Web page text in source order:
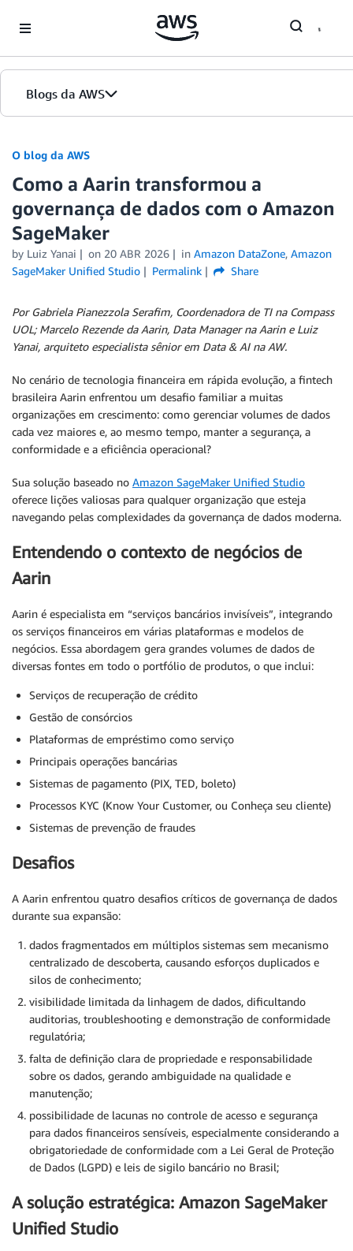
Blogs da AWS
Página inicial
Edições
O blog da AWS
Como a Aarin transformou a
governança de dados com o Amazon
SageMaker
by Luiz Yanai on 20 ABR 2026 in Amazon DataZone, Amazon
SageMaker Unified Studio
Permalink Share
Por Gabriela Pianezzola Serafim, Coordenadora de TI na Compass
UOL; Marcelo Rezende da Aarin, Data Manager na Aarin e Luiz
Yanai, arquiteto especialista sênior em Data & AI na AW.
No cenário de tecnologia financeira em rápida evolução, a fintech
brasileira Aarin enfrentou um desafio familiar a muitas
organizações em crescimento: como gerenciar volumes de dados
cada vez maiores e, ao mesmo tempo, manter a segurança, a
conformidade e a eficiência operacional?
Sua solução baseado no Amazon SageMaker Unified Studio
oferece lições valiosas para qualquer organização que esteja
navegando pelas complexidades da governança de dados moderna.
Entendendo o contexto de negócios de
Aarin
Aarin é especialista em “serviços bancários invisíveis”, integrando
os serviços financeiros em várias plataformas e modelos de
negócios. Essa abordagem gera grandes volumes de dados de
diversas fontes em todo o portfólio de produtos, o que inclui:
Serviços de recuperação de crédito
Gestão de consórcios
Plataformas de empréstimo como serviço
Principais operações bancárias
Sistemas de pagamento (PIX, TED, boleto)
Processos KYC (Know Your Customer, ou Conheça seu cliente)
Sistemas de prevenção de fraudes
Desafios
A Aarin enfrentou quatro desafios críticos de governança de dados
durante sua expansão:
dados fragmentados em múltiplos sistemas sem mecanismo
centralizado de descoberta, causando esforços duplicados e
silos de conhecimento;
visibilidade limitada da linhagem de dados, dificultando
auditorias, troubleshooting e demonstração de conformidade
regulatória;
falta de definição clara de propriedade e responsabilidade
sobre os dados, gerando ambiguidade na qualidade e
manutenção;
possibilidade de lacunas no controle de acesso e segurança
para dados financeiros sensíveis, especialmente considerando a
obrigatoriedade de conformidade com a Lei Geral de Proteção
de Dados (LGPD) e leis de sigilo bancário no Brasil;
A solução estratégica: Amazon SageMaker
Unified Studio